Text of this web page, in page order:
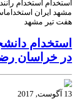
استخدام استخدام
مشهد ایران
هفت تیر مشهد
استخدام
در خراسان
13 آگوست, 2017